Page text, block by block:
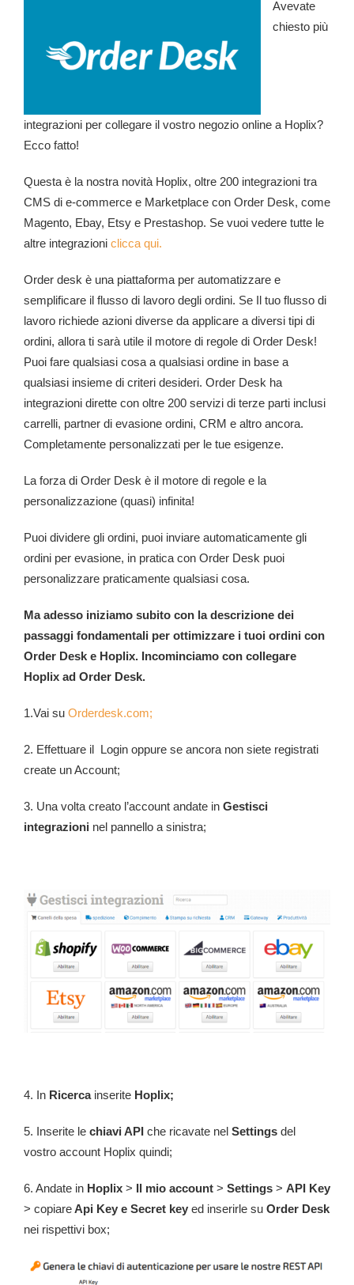
Avevate
chiesto più
integrazioni per collegare il vostro negozio online a Hoplix?
Ecco fatto!
Questa è la nostra novità Hoplix, oltre 200 integrazioni tra
CMS di e-commerce e Marketplace con Order Desk, come
Magento, Ebay, Etsy e Prestashop. Se vuoi vedere tutte le
altre integrazioni clicca qui.
Order desk è una piattaforma per automatizzare e
semplificare il flusso di lavoro degli ordini. Se
Il tuo flusso di
lavoro richiede azioni diverse da applicare a diversi tipi di
ordini, allora ti sarà utile il motore di regole di Order Desk!
Puoi fare qualsiasi cosa a qualsiasi ordine in base a
qualsiasi insieme di criteri desideri. Order Desk ha
integrazioni dirette con oltre 200 servizi di terze parti inclusi
carrelli, partner di evasione ordini, CRM e altro ancora.
Completamente personalizzati per le tue esigenze.
La forza di Order Desk è il motore di regole e la
personalizzazione (quasi) infinita!
Puoi dividere gli ordini, puoi inviare automaticamente gli
ordini per evasione, in pratica con Order Desk puoi
personalizzare praticamente qualsiasi cosa.
Ma adesso iniziamo subito con la descrizione dei
passaggi fondamentali per ottimizzare i tuoi ordini con
Order Desk e Hoplix. Incominciamo con collegare
Hoplix ad Order Desk.
1.Vai su Orderdesk.com;
2. Effettuare il Login oppure se ancora non siete registrati
create un Account;
3. Una volta creato l’account andate in Gestisci
integrazioni nel pannello a sinistra;
4. In Ricercainserite Hoplix;
5. Inserite le chiavi API che ricavate nel Settings del
vostro account Hoplix quindi;
6. Andate in Hoplix > Il mio account > Settings > API Key
> copiareApi Key e Secret key ed inserirle su Order Desk
nei rispettivi box;